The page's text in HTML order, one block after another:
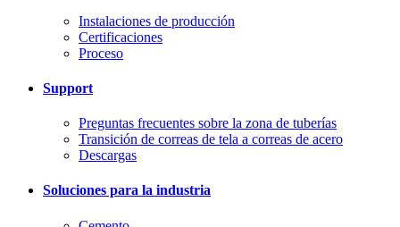
Instalaciones de producción
Certificaciones
Proceso
Support
Preguntas frecuentes sobre la zona de tuberías
Transición de correas de tela a correas de acero
Descargas
Soluciones para la industria